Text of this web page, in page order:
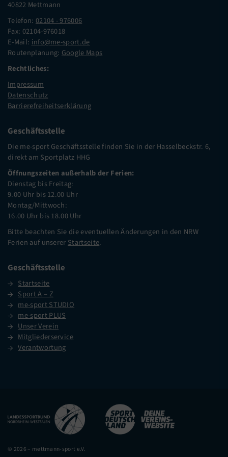
40822 Mettmann
Telefon: 02104 - 976006
Fax: 02104-976018
E-Mail: info@me-sport.de
Routenplanung: Google Maps
Rechtliches:
Impressum
Datenschutz
Barrierefreiheitserklärung
Geschäftsstelle
Die me-sport Geschäftsstelle finden Sie in der Hasselbeckstr. 6,
direkt am Sportplatz HHG
Öffnungszeiten außerhalb der Ferien:
Dienstag bis Freitag:
9.00 Uhr bis 12.00 Uhr
Montag/Mittwoch:
16.00 Uhr bis 18.00 Uhr
Bitte beachten Sie die eventuellen Änderungen in den NRW
Ferien auf unserer Startseite.
Geschäftsstelle
Startseite
Sport A – Z
me-sport STUDIO
me-sport PLUS
Unser Verein
Mitgliederservice
Verantwortung
© 2026 – mettmann-sport e.V.